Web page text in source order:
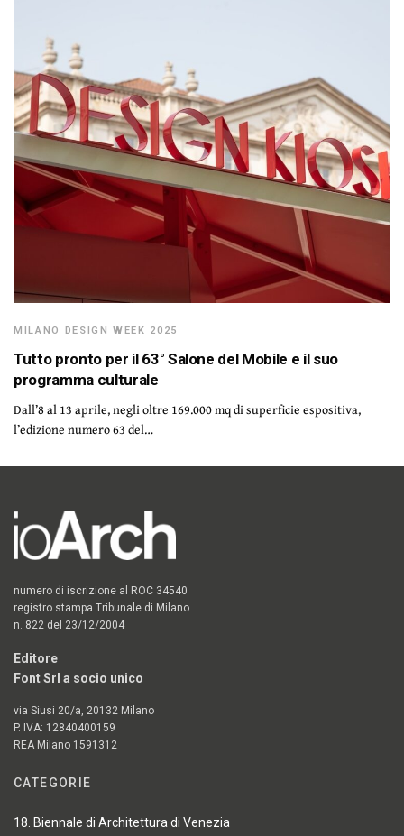
MILANO DESIGN WEEK 2025
Tutto pronto per il 63° Salone del Mobile e il suo
programma culturale
Dall’8 al 13 aprile, negli oltre 169.000 mq di superficie espositiva,
l’edizione numero 63 del…
numero di iscrizione al ROC 34540
registro stampa Tribunale di Milano
n. 822 del 23/12/2004
Editore
Font Srl a socio unico
via Siusi 20/a, 20132 Milano
P. IVA: 12840400159
REA Milano 1591312
CATEGORIE
18. Biennale di Architettura di Venezia